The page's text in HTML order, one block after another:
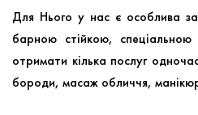
Для Нього у нас є особлива
барною стійкою,
отримати кілька послуг
бороди, масаж обличчя,